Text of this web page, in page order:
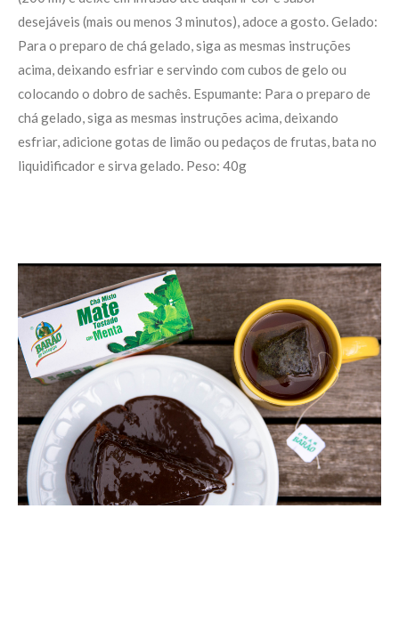
desejáveis (mais ou menos 3 minutos), adoce a gosto. Gelado:
Para o preparo de chá gelado, siga as mesmas instruções
acima, deixando esfriar e servindo com cubos de gelo ou
colocando o dobro de sachês. Espumante: Para o preparo de
chá gelado, siga as mesmas instruções acima, deixando
esfriar, adicione gotas de limão ou pedaços de frutas, bata no
liquidificador e sirva gelado. Peso: 40g